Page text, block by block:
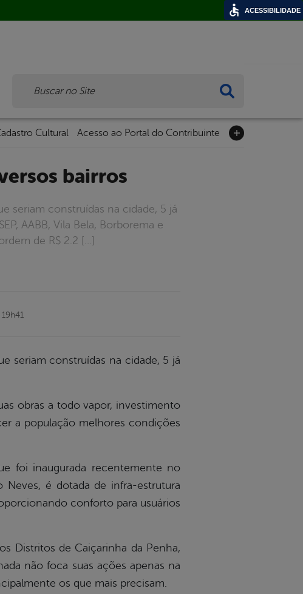
Cultural Acesso ao Portal do Contribuinte
bairros
seriam construídas na cidade, 5 já
AABB, Vila Bela, Borborema e
de R$ 2.2 […]
seriam construídas na cidade, 5 já
obras a todo vapor, investimento
a população melhores condições
foi inaugurada recentemente no
Neves, é dotada de infra-estrutura
conforto para usuários
Distritos de Caiçarinha da Penha,
não foca suas ações apenas na
os que mais precisam.
ACESSIBILIDADE